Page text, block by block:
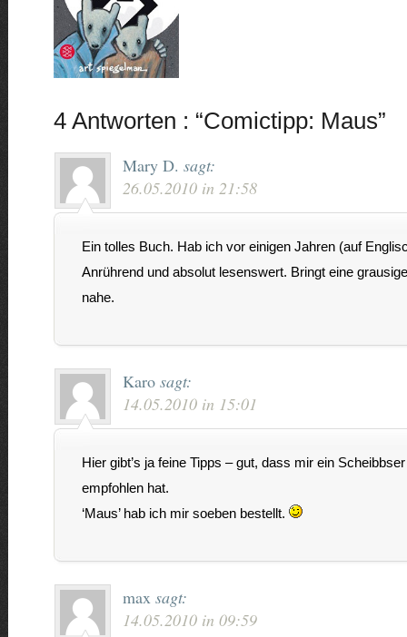
4 Antworten : “Comictipp: Maus”
Mary D. sagt:
26.05.2010 in 21:58
Ein tolles Buch. Hab ich vor einigen Jahren (auf
Anrührend und absolut lesenswert. Bringt eine
nahe.
Karo sagt:
14.05.2010 in 15:01
Hier gibt’s ja feine Tipps – gut, dass mir ein
empfohlen hat.
‘Maus’ hab ich mir soeben bestellt.
max sagt:
14.05.2010 in 09:59